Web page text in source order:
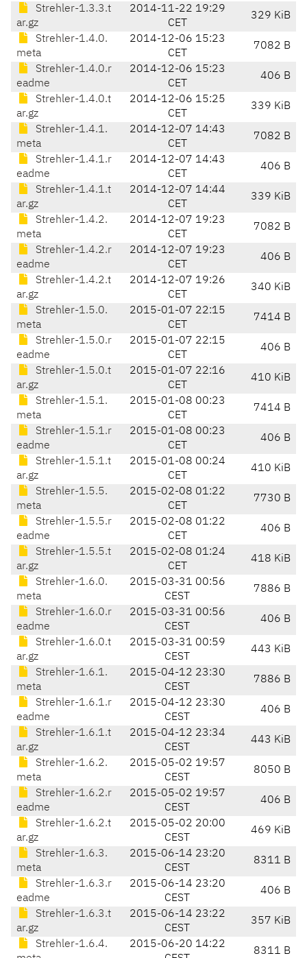
Strehler-1.3.3.t
ar.gz
2014-11-22 19:29
CET
329 KiB
Strehler-1.4.0.
meta
2014-12-06 15:23
CET
7082 B
Strehler-1.4.0.r
eadme
2014-12-06 15:23
CET
406 B
Strehler-1.4.0.t
ar.gz
2014-12-06 15:25
CET
339 KiB
Strehler-1.4.1.
meta
2014-12-07 14:43
CET
7082 B
Strehler-1.4.1.r
eadme
2014-12-07 14:43
CET
406 B
Strehler-1.4.1.t
ar.gz
2014-12-07 14:44
CET
339 KiB
Strehler-1.4.2.
meta
2014-12-07 19:23
CET
7082 B
Strehler-1.4.2.r
eadme
2014-12-07 19:23
CET
406 B
Strehler-1.4.2.t
ar.gz
2014-12-07 19:26
CET
340 KiB
Strehler-1.5.0.
meta
2015-01-07 22:15
CET
7414 B
Strehler-1.5.0.r
eadme
2015-01-07 22:15
CET
406 B
Strehler-1.5.0.t
ar.gz
2015-01-07 22:16
CET
410 KiB
Strehler-1.5.1.
meta
2015-01-08 00:23
CET
7414 B
Strehler-1.5.1.r
eadme
2015-01-08 00:23
CET
406 B
Strehler-1.5.1.t
ar.gz
2015-01-08 00:24
CET
410 KiB
Strehler-1.5.5.
meta
2015-02-08 01:22
CET
7730 B
Strehler-1.5.5.r
eadme
2015-02-08 01:22
CET
406 B
Strehler-1.5.5.t
ar.gz
2015-02-08 01:24
CET
418 KiB
Strehler-1.6.0.
meta
2015-03-31 00:56
CEST
7886 B
Strehler-1.6.0.r
eadme
2015-03-31 00:56
CEST
406 B
Strehler-1.6.0.t
ar.gz
2015-03-31 00:59
CEST
443 KiB
Strehler-1.6.1.
meta
2015-04-12 23:30
CEST
7886 B
Strehler-1.6.1.r
eadme
2015-04-12 23:30
CEST
406 B
Strehler-1.6.1.t
ar.gz
2015-04-12 23:34
CEST
443 KiB
Strehler-1.6.2.
meta
2015-05-02 19:57
CEST
8050 B
Strehler-1.6.2.r
eadme
2015-05-02 19:57
CEST
406 B
Strehler-1.6.2.t
ar.gz
2015-05-02 20:00
CEST
469 KiB
Strehler-1.6.3.
meta
2015-06-14 23:20
CEST
8311 B
Strehler-1.6.3.r
eadme
2015-06-14 23:20
CEST
406 B
Strehler-1.6.3.t
ar.gz
2015-06-14 23:22
CEST
357 KiB
Strehler-1.6.4.
2015-06-20 14:22
8311 B